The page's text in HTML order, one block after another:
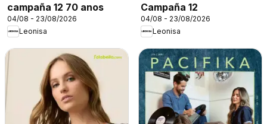
campaña 12 70 anos
04/08 - 23/08/2026
Leonisa
Campaña 12
04/08 - 23/08/2026
Leonisa